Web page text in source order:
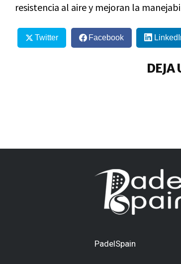
resistencia al aire y mejoran la
Twitter Facebook
DEJA
PadelSpain